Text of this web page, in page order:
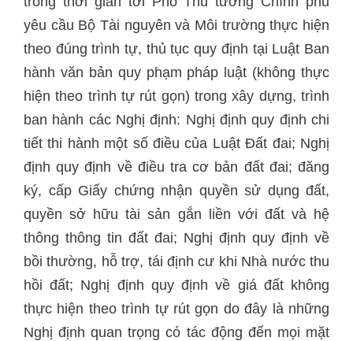
yêu cầu Bộ Tài nguyên và Môi trường thực hiện
theo đúng trình tự, thủ tục quy định tại Luật Ban
hành văn bản quy phạm pháp luật (không thực
hiện theo trình tự rút gọn) trong xây dựng, trình
ban hành các Nghị định: Nghị định quy định chi
tiết thi hành một số điều của Luật Đất đai; Nghị
định quy định về điều tra cơ bản đất đai; đăng
ký, cấp Giấy chứng nhận quyền sử dụng đất,
quyền sở hữu tài sản gắn liền với đất và hệ
thông thông tin đất đai; Nghị định quy định về
bồi thường, hỗ trợ, tái định cư khi Nhà nước thu
hồi đất; Nghị định quy định về giá đất không
thực hiện theo trình tự rút gọn do đây là những
Nghị định quan trọng có tác động đến mọi mặt